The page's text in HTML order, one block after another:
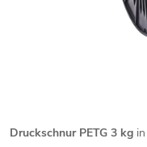
Druckschnur PETG 3 kg